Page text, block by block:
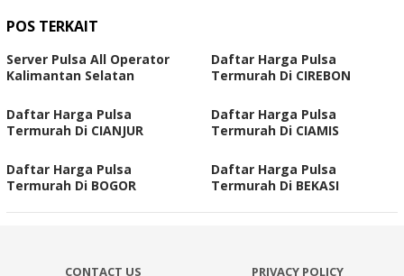
POS TERKAIT
Server Pulsa All Operator
Kalimantan Selatan
Daftar Harga Pulsa
Termurah Di CIREBON
Daftar Harga Pulsa
Termurah Di CIANJUR
Daftar Harga Pulsa
Termurah Di CIAMIS
Daftar Harga Pulsa
Termurah Di BOGOR
Daftar Harga Pulsa
Termurah Di BEKASI
CONTACT US PRIVACY POLICY